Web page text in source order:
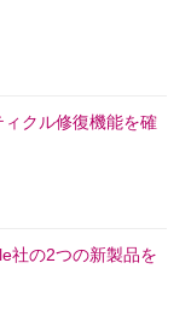
クル修復機能を確
社の2つの新製品を